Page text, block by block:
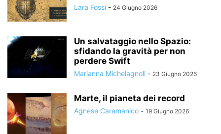
Lara Fossi - 24 Giugno 2026
Un salvataggio nello Spazio:
sfidando la gravità per non
perdere Swift
Marianna Michelagnoli - 23 Giugno 2026
Marte, il pianeta dei record
Agnese Caramanico - 19 Giugno 2026